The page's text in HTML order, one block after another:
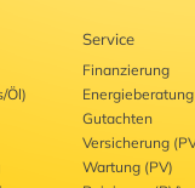
Öl)
Service
Finanzierung
Energieberatung
Gutachten
Versicherung
Wartung (PV)